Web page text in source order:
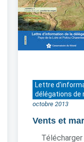
Lettre
délégations de
octobre 2013
Vents et